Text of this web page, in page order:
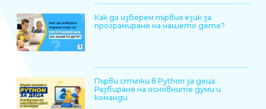
Как да изберем първия език за
програмиране на нашето дете?
Първи стъпки в Python за деца:
Разбиране на основните думи и
команди